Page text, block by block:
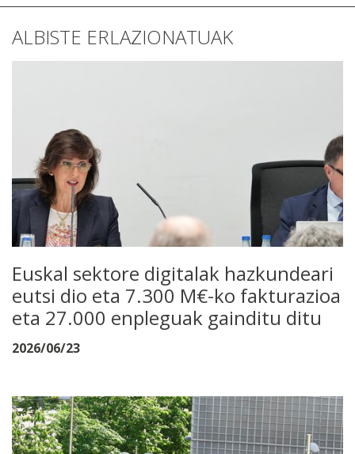
ALBISTE ERLAZIONATUAK
Euskal sektore digitalak hazkundeari
eutsi dio eta 7.300 M€-ko fakturazioa
eta 27.000 enpleguak gainditu ditu
2026/06/23